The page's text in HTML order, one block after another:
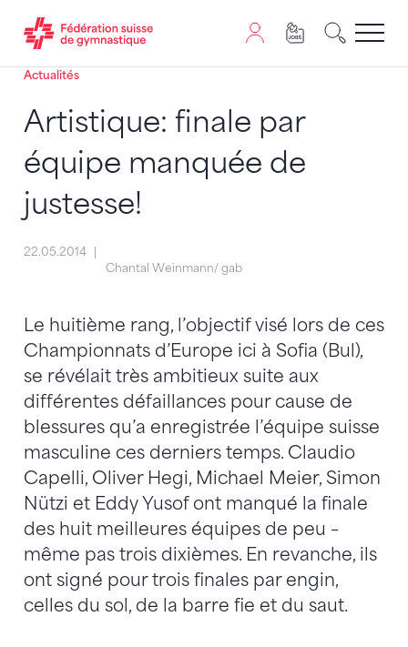
Passer au contenu
Naviguer vers le plan du siten
JavaScript est nécessaire pour naviguer sur ce site.
Actualités
Artistique: finale par
équipe manquée de
justesse!
22.05.2014
Chantal Weinmann/ gab
Le huitième rang, l’objectif visé lors de ces
Championnats d’Europe ici à Sofia (Bul),
se révélait très ambitieux suite aux
différentes défaillances pour cause de
blessures qu’a enregistrée l’équipe suisse
masculine ces derniers temps. Claudio
Capelli, Oliver Hegi, Michael Meier, Simon
Nützi et Eddy Yusof ont manqué la finale
des huit meilleures équipes de peu –
même pas trois dixièmes. En revanche, ils
ont signé pour trois finales par engin,
celles du sol, de la barre fie et du saut.